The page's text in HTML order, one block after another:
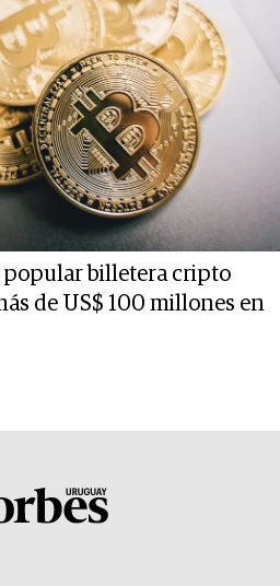
popular billetera cripto
de US$ 100 millones en